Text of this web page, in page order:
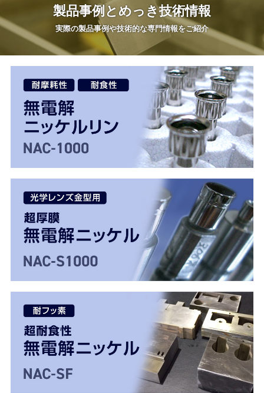
製品事例とめっき技術情報
実際の製品事例や技術的な専門情報をご紹介